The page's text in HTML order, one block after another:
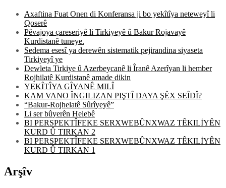
Axaftina Fuat Onen di Konferansa ji bo yekîtîya neteweyî li
Qoserê
Pêvajoya çareseriyê li Tirkiyeyê û Bakur Rojavayê
Kurdistanê tuneye.
Sedema esesî ya derewên sistematik pejirandina siyaseta
Tirkiyeyî ye
Dewleta Tirkiye û Azerbeycanê li Îranê Azerîyan li hember
Rojhilatê Kurdistanê amade dikin
YEKÎTÎYA GÎYANÊ MILÎ
KAM VANO ÎNGILIZAN PIŞTÎ DAYA ŞÊX SEÎDÎ?
“Bakur-Rojhelatê Sûrîyeyê”
Li ser bûyerên Helebê
BI PERSPEKTÎFEKE SERXWEBÛNXWAZ TÊKILİYÊN
KURD Û TIRKAN 2
BI PERSPEKTÎFEKE SERXWEBÛNXWAZ TÊKILİYÊN
KURD Û TIRKAN 1
Arşîv